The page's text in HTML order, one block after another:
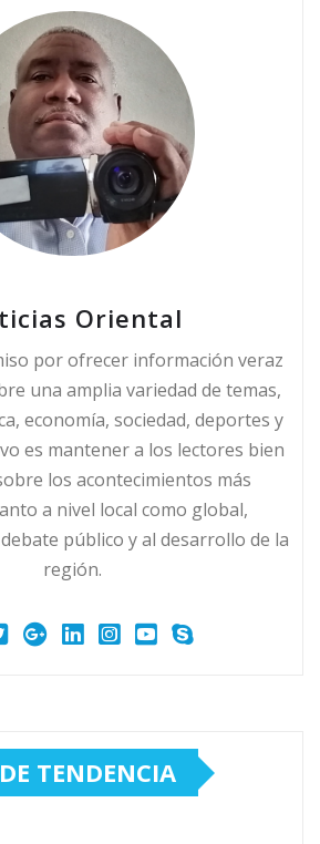
Oriental
por ofrecer información veraz
una amplia variedad de temas,
economía, sociedad, deportes y
es mantener a los lectores bien
los acontecimientos más
a nivel local como global,
público y al desarrollo de la
región.
TENDENCIA